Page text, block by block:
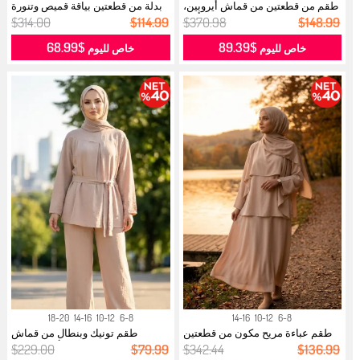
طقم من قطعتين من قماش أيروبين،
بأزر...
$370.98 $148.99
خاص لليوم$89.39
بدلة من قطعتين بياقة قميص وتنورة
حج...
$314.00 $114.99
خاص لليوم $68.99
6-8
10-12
14-16
طقم عباءة مريح مكون من قطعتين
2274-...
$342.44 $136.99
6-8
10-12
14-16
18-20
طقم تونيك وبنطال من قماش
أيروبين، ق...
$229.00 $79.99